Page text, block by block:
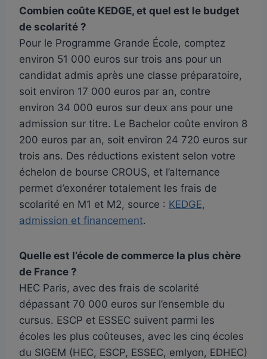
Combien coûte KEDGE, et quel est le budget
de scolarité ?
Pour le Programme Grande École, comptez
environ 51 000 euros sur trois ans pour un
candidat admis après une classe préparatoire,
soit environ 17 000 euros par an, contre
environ 34 000 euros sur deux ans pour une
admission sur titre. Le Bachelor coûte environ 8
200 euros par an, soit environ 24 720 euros sur
trois ans. Des réductions existent selon votre
échelon de bourse CROUS, et l’alternance
permet d’exonérer totalement les frais de
scolarité en M1 et M2, source : KEDGE,
admission et financement.
Quelle est l’école de commerce la plus chère
de France ?
HEC Paris, avec des frais de scolarité
dépassant 70 000 euros sur l’ensemble du
cursus. ESCP et ESSEC suivent parmi les
écoles les plus coûteuses, avec les cinq écoles
du SIGEM (HEC, ESCP, ESSEC, emlyon, EDHEC)